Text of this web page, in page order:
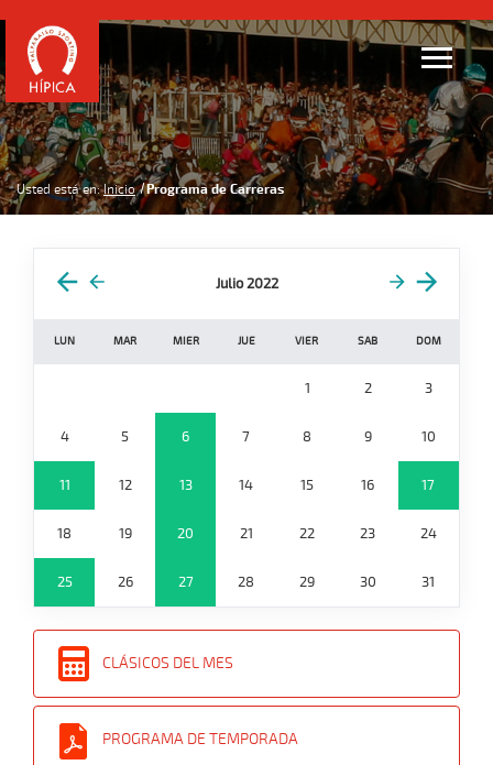
Usted está en: Inicio Programa de Carreras
Julio 2022
LUN MAR MIER JUE VIER SAB DOM
1 2 3
4 5 6 7 8 9 10
11 12 13 14 15 16 17
18 19 20 21 22 23 24
25 26 27 28 29 30 31
CLÁSICOS DEL MES
PROGRAMA DE TEMPORADA